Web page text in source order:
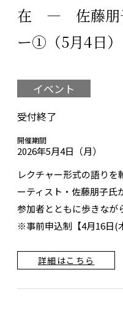
在 ― 佐藤朋
ー①（5月4日）
イベント
受付終了
開催期間
2026年5月4日（月）
レクチャー形式の語り
ーティスト・佐藤朋子氏
参加者とともに歩きなが
※事前申込制【4月16日(
詳細はこちら